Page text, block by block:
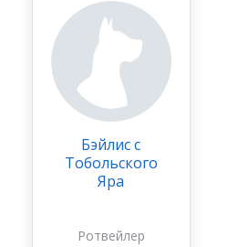
Бэйлис с
Тобольского
Яра
Ротвейлер